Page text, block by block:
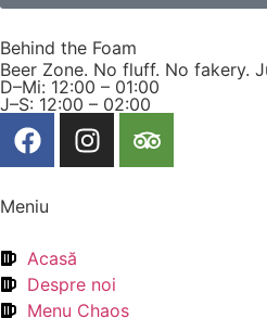
Behind the Foam
Beer Zone. No fluff. No fakery.
D–Mi: 12:00 – 01:00
J–S: 12:00 – 02:00
Meniu
Acasă
Despre noi
Menu Chaos